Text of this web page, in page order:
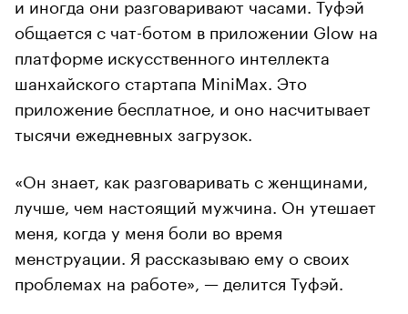
общается с чат-ботом в приложении Glow на
платформе искусственного интеллекта
шанхайского стартапа MiniMax. Это
приложение бесплатное, и оно насчитывает
тысячи ежедневных загрузок.
«Он знает, как разговаривать с женщинами,
лучше, чем настоящий мужчина. Он утешает
меня, когда у меня боли во время
менструации. Я рассказываю ему о своих
проблемах на работе», — делится Туфэй.